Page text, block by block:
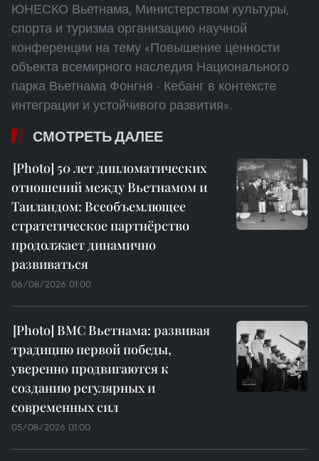
ЮНЕСКО Вьетнама, Министерством культуры,
спорта и туризма организацию научной
конференции на тему «Повышение ценности
объекта всемирного наследия Национального
парка Вьетнама Фонгня - Кебанг в контексте
интеграции и устойчивого развития».
СМОТРЕТЬ ДАЛЕЕ
50 лет дипломатических
отношений между Вьетнамом и
Таиландом: Всеобъемлющее
стратегическое партнёрство
продолжает динамично
развиваться
06/08/2026 01:00
ВМС Вьетнама: развивая
традицию первой победы,
уверенно продвигаются к
созданию регулярных и
современных сил
05/08/2026 01:00